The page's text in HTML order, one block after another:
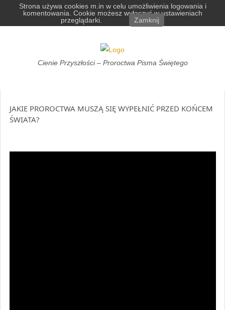
Cienie
Cienie Przyszłości – Proroctwa Pisma Świętego
JAKIE PROROCTWA MUSZĄ SIĘ WYPEŁNIĆ PRZED KOŃCEM
ŚWIATA?
Strona używa cookies m.in w celu umożliwienia logowania i
komentowania. Cookie możesz wyłączyć w ustawieniach
przeglądarki.
Zamknij